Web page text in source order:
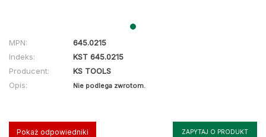
MPN:
645.0215
Indeks:
KST 645.0215
Producent:
KS TOOLS
Opis:
Nie podlega zwrotom.
Pokaż odpowiedniki ZAPYTAJ O PRODUKT